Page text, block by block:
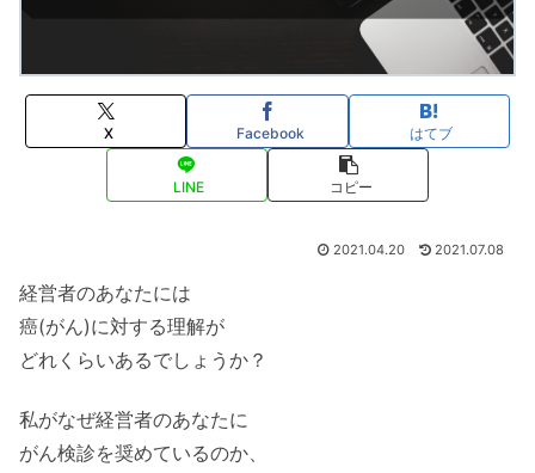
X Facebook はてブ
LINE コピー
2021.04.20 2021.07.08
経営者のあなたには
癌(がん)に対する理解が
どれくらいあるでしょうか？
私がなぜ経営者のあなたに
がん検診を奨めているのか、